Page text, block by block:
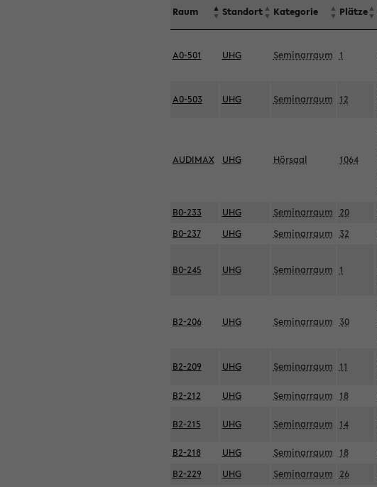
Raum Standort Kategorie Plätze
A0-501 UHG Seminarraum 1
A0-503 UHG Seminarraum 12
AUDIMAX UHG Hörsaal 1064
B0-233 UHG Seminarraum 20
B0-237
UHG Seminarraum 32
B0-245 UHG Seminarraum 1
B2-206 UHG Seminarraum 30
B2-209 UHG Seminarraum 11
B2-212 UHG Seminarraum 18
B2-215 UHG Seminarraum 14
B2-218 UHG Seminarraum 18
B2-229
UHG Seminarraum 26